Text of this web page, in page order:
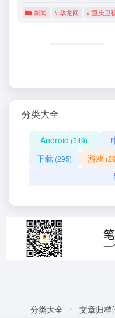
新闻 # 华龙网 # 重庆卫
分类大全
Android (549)
下载 (295) 游戏
分类大全 文章归档